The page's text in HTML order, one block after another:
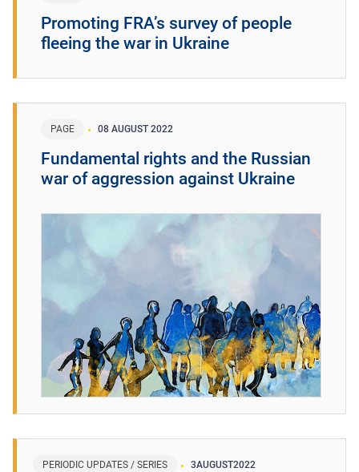
Promoting FRA’s survey of people
fleeing the war in Ukraine
PAGE 08 AUGUST 2022
Fundamental rights and the Russian
war of aggression against Ukraine
PERIODIC UPDATES / SERIES 3AUGUST2022